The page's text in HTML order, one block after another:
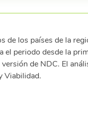
de los países de la
periodo desde la
de NDC. El
Viabilidad.